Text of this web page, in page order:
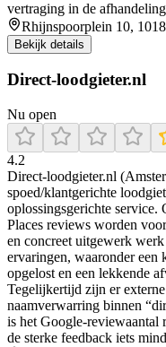
vertraging in de
Rhijnspoorplein 10,
Bekijk details
Direct-loodgieter.nl
Nu open
4.2
Direct-loodgieter.nl
spoed/klantgerichte
oplossingsgerichte service.
Places reviews worden
en concreet uitgewerk
ervaringen, waaronder een
opgelost en een lekkende
Tegelijkertijd zijn er
naamverwarring binnen
is het Google-reviewaantal
de sterke feedback iets